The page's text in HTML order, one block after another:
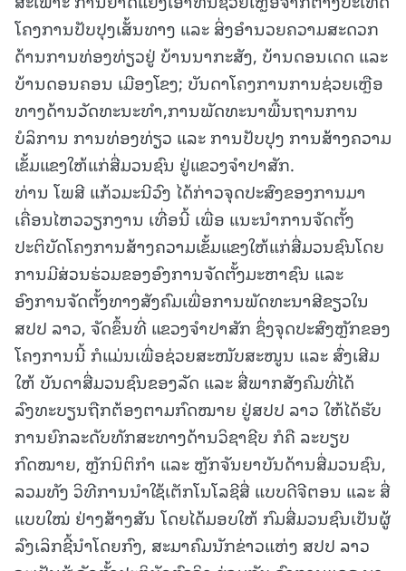
ໂຄງການປັບປຸງເສັ້ນທາງ ແລະ ສິ່ງອໍານວຍຄວາມສະດວກ
ດ້ານການທ່ອງທ່ຽວຢູ່ ບ້ານນາກະສັງ, ບ້ານດອນເດດ ແລະ
ບ້ານດອນຄອນ ເມືອງໂຂງ; ບັນດາໂຄງການການຊ່ວຍເຫຼືອ
ທາງດ້ານວັດທະນະທຳ,ການພັດທະນາພື້ນຖານການ
ບໍລິການ ການທ່ອງທ່ຽວ ແລະ ການປັບປຸງ ການສ້າງຄວາມ
ເຂັ້ມແຂງໃຫ້ແກ່ສື່ມວນຊົນ ຢູ່ແຂວງຈຳປາສັກ.
ທ່ານ ໂພສີ ແກ້ວມະນີວົງ ໄດ້ກ່າວຈຸດປະສົງຂອງການມາ
ເຄື່ອນໄຫວວຽກງານ ເທື່ອນີ້ ເພື່ອ ແນະນໍາການຈັດຕັ້ງ
ປະຕິບັດໂຄງການສ້າງຄວາມເຂັ້ມແຂງໃຫ້ແກ່ສື່ມວນຊົນໂດຍ
ການມີສ່ວນຮ່ວມຂອງອົງການຈັດຕັ້ງມະຫາຊົນ ແລະ
ອົງການຈັດຕັ້ງທາງສັງຄົມເພື່ອການພັດທະນາສີຂຽວໃນ
ສປປ ລາວ, ຈັດຂຶ້ນທີ່ ແຂວງຈຳປາສັກ ຊຶ່ງຈຸດປະສົງຫຼັກຂອງ
ໂຄງການນີ້ ກໍແມ່ນເພື່ອຊ່ວຍສະໜັບສະໜູນ ແລະ ສົ່ງເສີມ
ໃຫ້ ບັນດາສື່ມວນຊົນຂອງລັດ ແລະ ສື່ພາກສັງຄົມທີ່ໄດ້
ລົງທະບຽນຖືກຕ້ອງຕາມກົດໝາຍ ຢູ່ສປປ ລາວ ໃຫ້ໄດ້ຮັບ
ການຍົກລະດັບທັກສະທາງດ້ານວິຊາຊີບ ກໍຄື ລະບຽບ
ກົດໝາຍ, ຫຼັກນິຕິກຳ ແລະ ຫຼັກຈັນຍາບັນດ້ານສື່ມວນຊົນ,
ລວມທັງ ວິທີການນໍາໃຊ້ເຕັກໂນໂລຊີສື່ ແບບດີຈີຕອນ ແລະ ສື່
ແບບໃໝ່ ຢ່າງສ້າງສັນ ໂດຍໄດ້ມອບໃຫ້ ກົມສື່ມວນຊົນເປັນຜູ້
ລົງເລິກຊີ້ນໍາໂດຍກົງ, ສະມາຄົມນັກຂ່າວແຫ່ງ ສປປ ລາວ